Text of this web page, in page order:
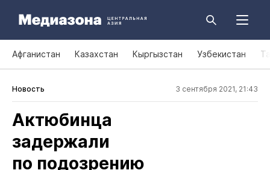
Афганистан Казахстан Кыргызстан Узбекистан
Новость 3 сентября 2021, 21:43
Актюбинца
задержали
по подозрению